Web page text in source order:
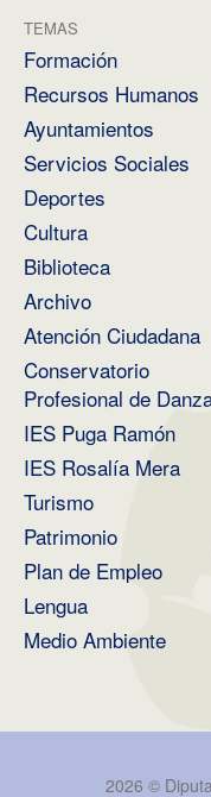
TEMAS
Formación
Recursos Humanos
Ayuntamientos
Servicios Sociales
Deportes
Cultura
Biblioteca
Archivo
Atención Ciudadana
Conservatorio
Profesional de
IES Puga Ramón
IES Rosalía Mera
Turismo
Patrimonio
Plan de Empleo
Lengua
Medio Ambiente
2026 ©